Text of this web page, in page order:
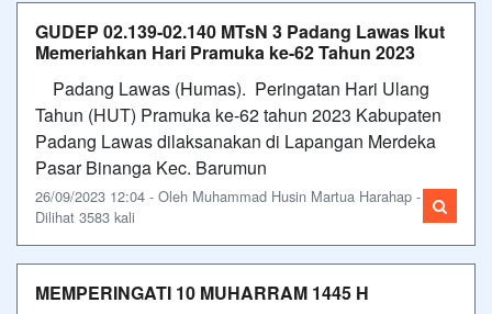
GUDEP 02.139-02.140 MTsN 3 Padang Lawas Ikut
Memeriahkan Hari Pramuka ke-62 Tahun 2023
Padang Lawas (Humas). Peringatan Hari Ulang
Tahun (HUT) Pramuka ke-62 tahun 2023 Kabupaten
Padang Lawas dilaksanakan di Lapangan Merdeka
Pasar Binanga Kec. Barumun
26/09/2023 12:04 - Oleh Muhammad Husin Martua Harahap -
Dilihat 3583 kali
MEMPERINGATI 10 MUHARRAM 1445 H